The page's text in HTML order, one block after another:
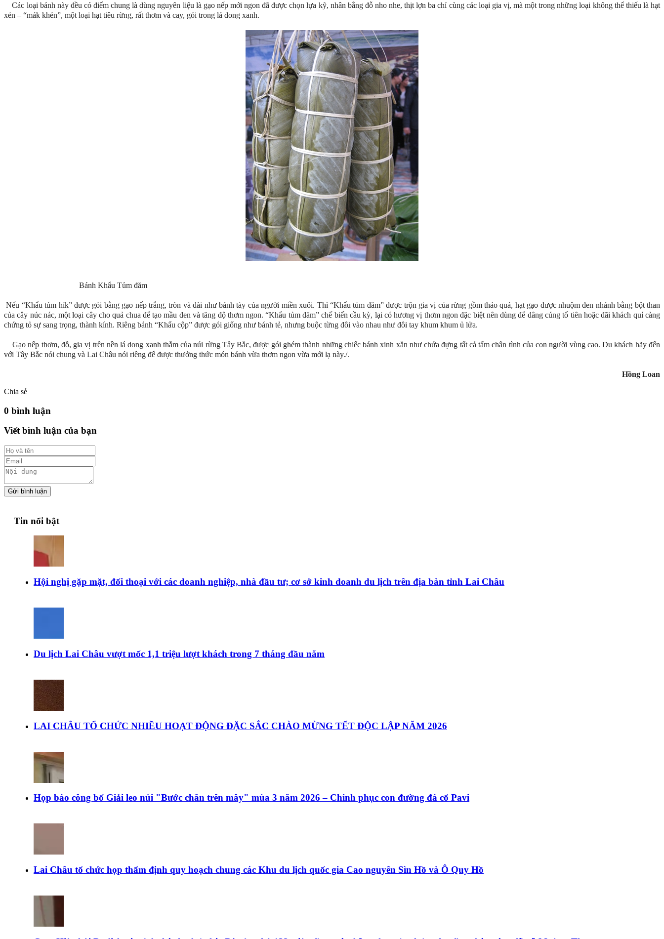
Các loại bánh này đều có điểm chung là dùng nguyên liệu là gạo nếp mới ngon đã được chọn lựa kỹ, nhân bằng đỗ nho nhe, thịt lợn ba chỉ cùng các loại gia vị, mà một trong những loại không thể thiếu là hạt
xẻn – “mák khén”, một loại hạt tiêu rừng, rất thơm và cay, gói trong lá dong xanh.
Bánh Khẩu Tủm đăm
Nếu “Khẩu tủm hík” được gói bằng gạo nếp trắng, tròn và dài như bánh tày của người miền xuôi. Thì “Khẩu tủm đăm” được trộn gia vị của rừng gồm thảo quả, hạt gạo được nhuộm đen nhánh bằng bột than
của cây núc nác, một loại cây cho quả chua để tạo mầu đen và tăng độ thơm ngon. “Khẩu tủm đăm” chế biến cầu kỳ, lại có hương vị thơm ngon đặc biệt nên dùng để dâng cúng tổ tiên hoặc đãi khách quí càng
chứng tỏ sự sang trọng, thành kính. Riêng bánh “Khẩu cộp” được gói giống như bánh tẻ, nhưng buộc từng đôi vào nhau như đôi tay khum khum ủ lửa.
Gạo nếp thơm, đỗ, gia vị trên nền lá dong xanh thắm của núi rừng Tây Bắc, được gói ghém thành những chiếc bánh xinh xắn như chứa đựng tất cả tấm chân tình của con người vùng cao. Du khách hãy đến
với Tây Bắc nói chung và Lai Châu nói riêng để được thưởng thức món bánh vừa thơm ngon vừa mới lạ này./.
Hồng Loan
Chia sẻ
0 bình luận
Viết bình luận của bạn
Gửi bình luận
Tin nổi bật
Hội nghị gặp mặt, đối thoại với các doanh nghiệp, nhà đầu tư; cơ sở kinh doanh du lịch trên địa bàn tỉnh Lai Châu
Du lịch Lai Châu vượt mốc 1,1 triệu lượt khách trong 7 tháng đầu năm
LAI CHÂU TỔ CHỨC NHIỀU HOẠT ĐỘNG ĐẶC SẮC CHÀO MỪNG TẾT ĐỘC LẬP NĂM 2026
Họp báo công bố Giải leo núi "Bước chân trên mây" mùa 3 năm 2026 – Chinh phục con đường đá cổ Pavi
Lai Châu tổ chức họp thẩm định quy hoạch chung các Khu du lịch quốc gia Cao nguyên Sìn Hồ và Ô Quy Hồ